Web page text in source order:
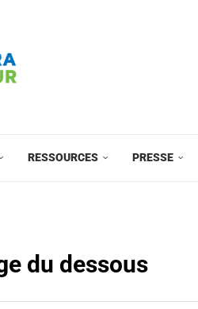
RESSOURCES PRESSE
du dessous